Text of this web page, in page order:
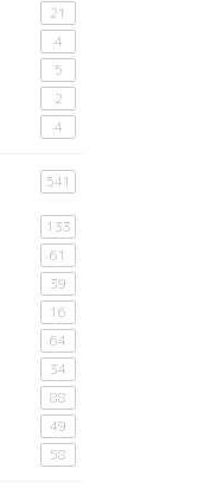
21
4
5
2
4
541
133
61
39
16
64
34
88
49
58